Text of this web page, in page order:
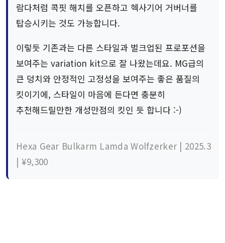
람다처럼 콕핏 해치를 오픈하고 헥사기어 거버너를
탑승시키는 것도 가능합니다.
이렇듯 기존과는 다른 스타일과 벌크업된 프로포션을
보여주는 variation kit으로 잘 나왔는데요. MG급의
큰 덩치와 안정적인 고정성을 보여주는 좋은 품질의
킷이기에, 스타일이 마음에 든다면 충분히
추천해드릴만한 개성만점의 킷인 듯 합니다 :-)
Hexa Gear Bulkarm Lamda Wolfzerker | 2025.3
| ¥9,300